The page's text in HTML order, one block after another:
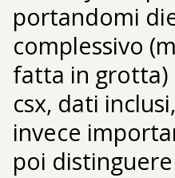
portandomi
complessivo
fatta in grotta)
csx, dati
invece
poi